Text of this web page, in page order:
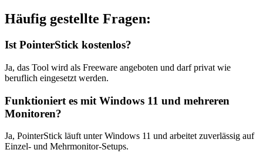
Häufig gestellte Fragen:
Ist PointerStick kostenlos?
Ja, das Tool wird als Freeware angeboten und darf privat wie
beruflich eingesetzt werden.
Funktioniert es mit Windows 11 und mehreren
Monitoren?
Ja, PointerStick läuft unter Windows 11 und arbeitet zuverlässig auf
Einzel- und Mehrmonitor-Setups.